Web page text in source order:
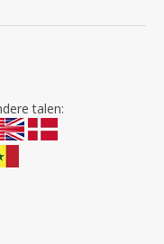
talen: